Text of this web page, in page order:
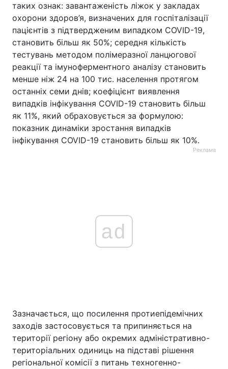
таких ознак: завантаженість ліжок у закладах
охорони здоров’я, визначених для госпіталізації
пацієнтів з підтвердженим випадком COVID-19,
становить більш як 50%; середня кількість
тестувань методом полімеразної ланцюгової
реакції та імуноферментного аналізу становить
менше ніж 24 на 100 тис. населення протягом
останніх семи днів; коефіцієнт виявлення
випадків інфікування COVID-19 становить більш
як 11%, який обраховується за формулою:
показник динаміки зростання випадків
інфікування COVID-19 становить більш як 10%.
Реклама
ad
Зазначається, що посилення протиепідемічних
заходів застосовується та припиняється на
території регіону або окремих адміністративно-
територіальних одиниць на підставі рішення
регіональної комісії з питань техногенно-